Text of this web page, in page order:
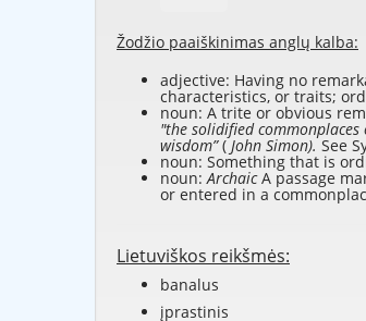
Žodžio paaiškinimas anglų kalba:
adjective: Having no
characteristics, or traits;
noun: A trite or obvious
"the solidified commonplaces
wisdom”( John Simon). See
noun: Something that is
noun:ArchaicA passage
or entered in a
Lietuviškos reikšmės:
banalus
įprastinis